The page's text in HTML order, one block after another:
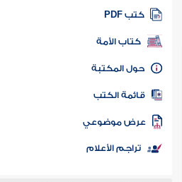
كتب PDF
كتاب الأمة
المكتبة
الكتب
موضوعي